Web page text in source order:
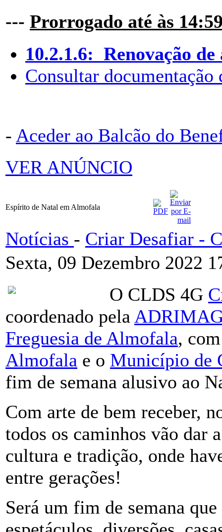
--- Prorrogado até às
10.2.1.6: Renovação de
Consultar documentação
- Aceder ao Balcão do
VER ANÚNCIO
Espírito de Natal em Almofala
Notícias - Criar Desafiar -
Sexta, 09 Dezembro 2022
O CLDS 4G
coordenado pela
Freguesia de Almofala,
Almofala e o Município de
fim de semana alusivo ao
Com arte de bem receber,
todos os caminhos vão dar
cultura e tradição, onde
entre gerações!
Será um fim de semana